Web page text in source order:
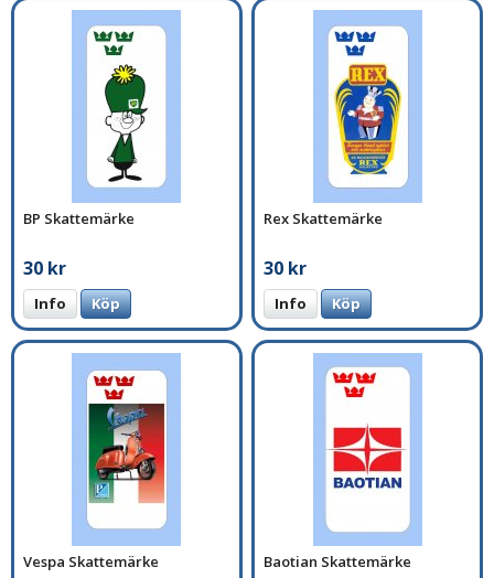
BP Skattemärke
30 kr
Info Köp
Rex Skattemärke
30 kr
Info Köp
Vespa Skattemärke Baotian Skattemärke